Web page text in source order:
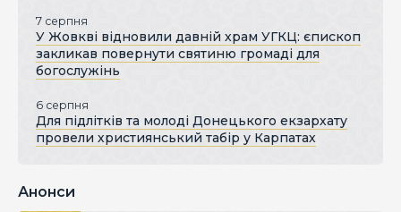
7 серпня
У Жовкві відновили давній храм УГКЦ: єпископ
закликав повернути святиню громаді для
богослужінь
6 серпня
Для підлітків та молоді Донецького екзархату
провели християнський табір у Карпатах
Анонси